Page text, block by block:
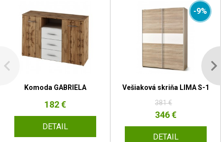
Komoda GABRIELA
182 €
DETAIL
-9%
Vešiaková skriňa LIMA S-1
381 €
346 €
DETAIL